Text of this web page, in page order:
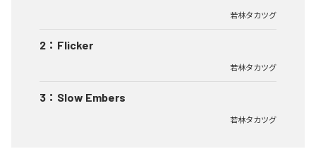
若林タカツグ
2 ： Flicker
若林タカツグ
3 ： Slow Embers
若林タカツグ